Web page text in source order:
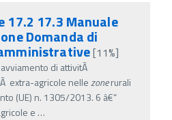
17.2 17.3 Manuale
Domanda di
[11%]
di attivitÃ
extra-agricole nellezonerurali
(UE) n. 1305/2013. 6 â€“
e …